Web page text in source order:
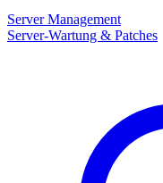
Server Management
Server-Wartung & Patches